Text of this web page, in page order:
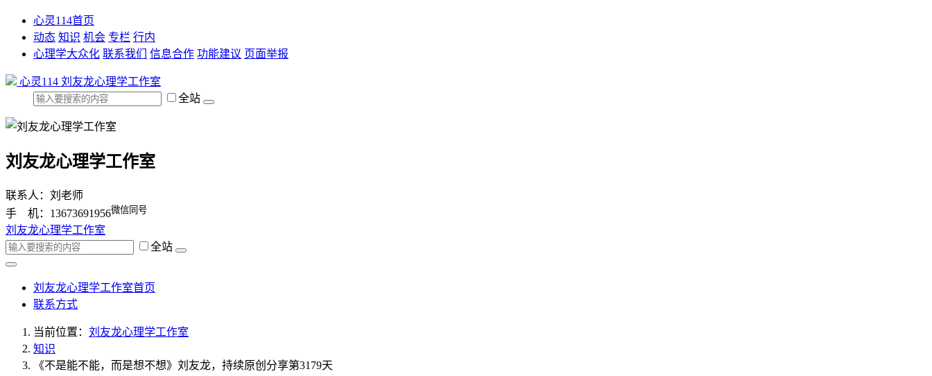
心灵114首页
动态 知识 机会 专栏 行内
心理学大众化 联系我们 信息合作 功能建议 页面举报
心灵114 刘友龙心理学工作室
全站
刘友龙心理学工作室
联系人：刘老师
手 机：13673691956微信同号
刘友龙心理学工作室
全站
刘友龙心理学工作室首页
联系方式
当前位置： 刘友龙心理学工作室
知识
《不是能不能，而是想不想》刘友龙，持续原创分享第3179天